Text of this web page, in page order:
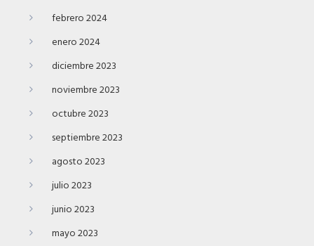
febrero 2024
enero 2024
diciembre 2023
noviembre 2023
octubre 2023
septiembre 2023
agosto 2023
julio 2023
junio 2023
mayo 2023